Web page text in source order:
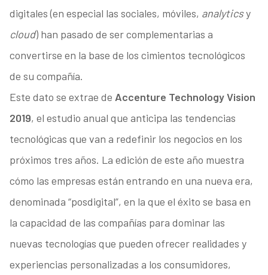
digitales (en especial las sociales, móviles, analyticsy
cloud) han pasado de ser complementarias a
convertirse en la base de los cimientos tecnológicos
de su compañía.
Este dato se extrae de Accenture Technology Vision
2019, el estudio anual que anticipa las tendencias
tecnológicas que van a redefinir los negocios en los
próximos tres años. La edición de este año muestra
cómo las empresas están entrando en una nueva era,
denominada “posdigital”, en la que el éxito se basa en
la capacidad de las compañías para dominar las
nuevas tecnologías que pueden ofrecer realidades y
experiencias personalizadas a los consumidores,